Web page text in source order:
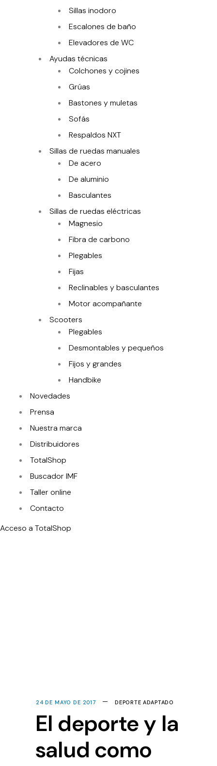
Sillas inodoro
Escalones de baño
Elevadores de WC
Ayudas técnicas
Colchones y cojines
Grúas
Bastones y muletas
Sofás
Respaldos NXT
Sillas de ruedas manuales
De acero
De aluminio
Basculantes
Sillas de ruedas eléctricas
Magnesio
Fibra de carbono
Plegables
Fijas
Reclinables y basculantes
Motor acompañante
Scooters
Plegables
Desmontables y pequeños
Fijos y grandes
Handbike
Novedades
Prensa
Nuestra marca
Distribuidores
TotalShop
Buscador IMF
Taller online
Contacto
Acceso a TotalShop
24 DE MAYO DE 2017 DEPORTE ADAPTADO
El deporte y la
salud como